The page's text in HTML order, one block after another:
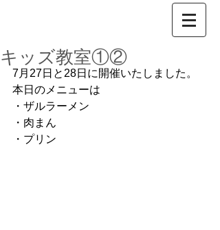
キッズ教室①②
7月27日と28日に開催いたしました。
本日のメニューは
・ザルラーメン
・肉まん
・プリン